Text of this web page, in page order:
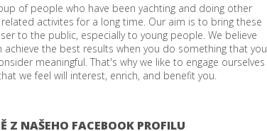
of people who have been yachting and doing other
activites for a long time. Our aim is to bring these
to the public, especially to young people. We believe
achieve the best results when you do something that you
meaningful. That's why we like to engage ourselves
we feel will interest, enrich, and benefit you.
Z NAŠEHO FACEBOOK PROFILU